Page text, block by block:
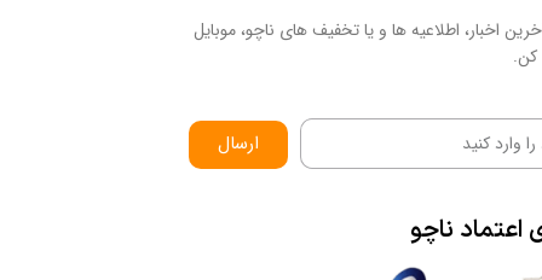
اخبار، اطلاعیه ها و یا تخفیف های ناچو، موبایل
کن.
ارسال
اعتماد ناچو